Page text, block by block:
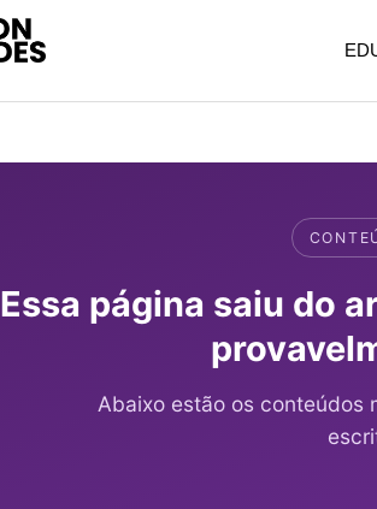
Essa página saiu do
Abaixo estão os conteúdos